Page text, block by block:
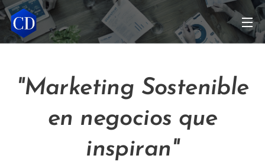
"Marketing Sostenible
en negocios que
inspiran"